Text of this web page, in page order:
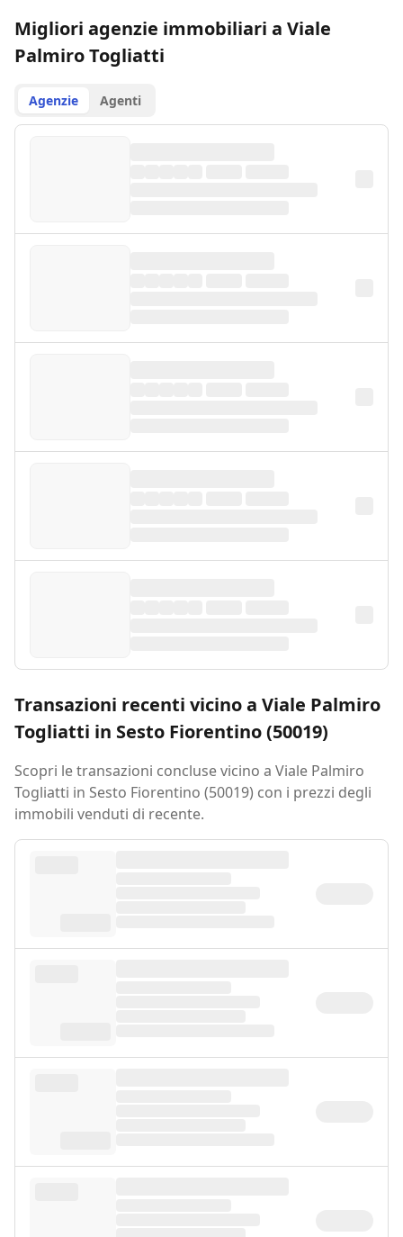
Migliori agenzie immobiliari a Viale
Palmiro Togliatti
Agenzie Agenti
Transazioni recenti vicino a Viale Palmiro
Togliatti in Sesto Fiorentino (50019)
Scopri le transazioni concluse vicino a Viale Palmiro
Togliatti in Sesto Fiorentino (50019) con i prezzi degli
immobili venduti di recente.